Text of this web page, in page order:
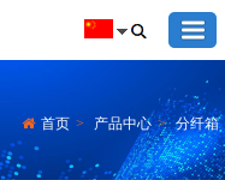
首页 > 产品中心 > 分纤箱